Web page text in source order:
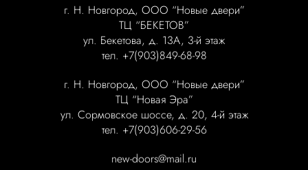
г. Н. Новгород, ООО “Новые двери”
ТЦ “БЕКЕТОВ”
ул. Бекетова, д. 13А, 3-й этаж
тел. +7(903)849-68-98
г. Н. Новгород, ООО “Новые двери”
ТЦ “Новая Эра”
ул. Сормовское шоссе, д. 20, 4-й этаж
тел. +7(903)606-29-56
new-doors@mail.ru